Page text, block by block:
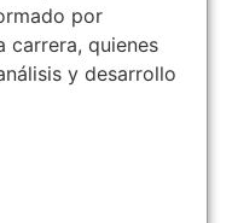
por
carrera, quienes
y desarrollo